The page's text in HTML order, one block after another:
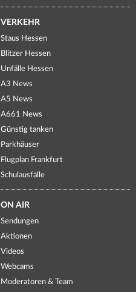
VERKEHR
Staus Hessen
Blitzer Hessen
Unfälle Hessen
A3 News
A5 News
A661 News
Günstig tanken
Parkhäuser
Flugplan Frankfurt
Schulausfälle
ON AIR
Sendungen
Aktionen
Videos
Webcams
Moderatoren & Team